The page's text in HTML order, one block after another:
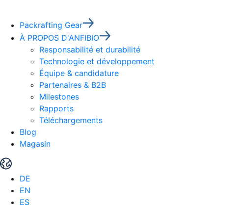
Packrafting Gear
À PROPOS D'ANFIBIO
Responsabilité et durabilité
Technologie et développement
Équipe & candidature
Partenaires & B2B
Milestones
Rapports
Téléchargements
Blog
Magasin
DE
EN
ES